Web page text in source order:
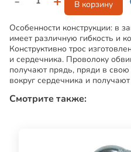
В корзину
Особенности конструкции: в
имеет различную гибкость и
Конструктивно трос
и сердечника. Проволоку
получают прядь, пряди в
вокруг сердечника и получают
Смотрите также: